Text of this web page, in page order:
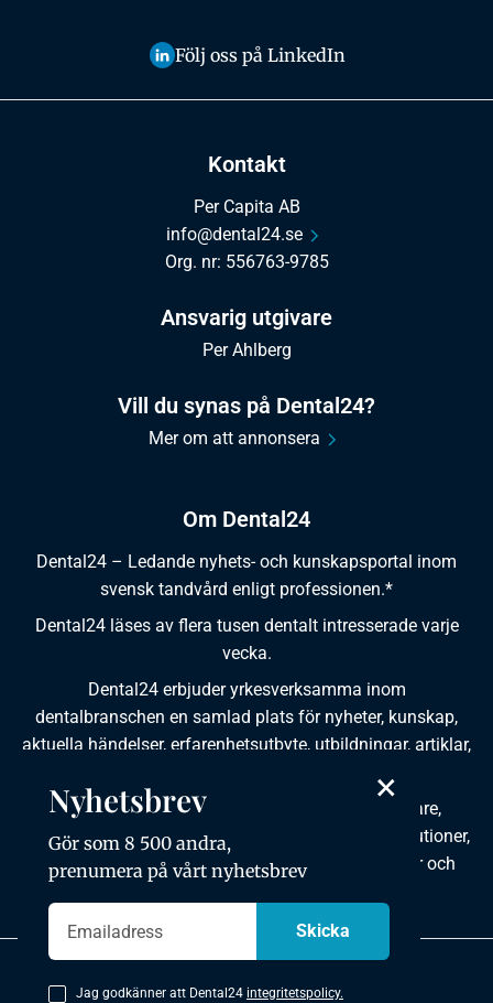
Om Dental24
Dental24 – Ledande nyhets- och kunskapsportal inom
svensk tandvård enligt professionen.*
Dental24 läses av flera tusen dentalt intresserade varje
vecka.
Dental24 erbjuder yrkesverksamma inom
dentalbranschen en samlad plats för nyheter, kunskap,
aktuella händelser, erfarenhetsutbyte, utbildningar, artiklar,
Dental24 produceras i samverkan med tandläkare,
tandhygienister, tandsköterskor, tandtekniker, institutioner,
kursgivare, föreningar, organisationer, leverantörer och
Kontakt
Per Capita AB
info@dental24.se
Org. nr: 556763-9785
Ansvarig utgivare
Per Ahlberg
Vill du synas på Dental24?
Mer om att annonsera
Följ oss på LinkedIn
×
Nyhetsbrev
Gör som 8 500 andra,
prenumera på vårt nyhetsbrev
Jag godkänner att Dental24 integritetspolicy.